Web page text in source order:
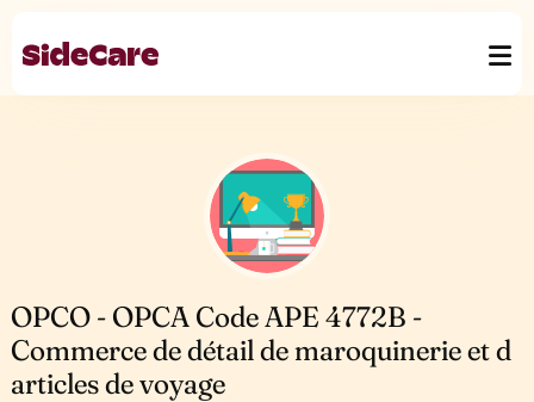
OPCO - OPCA Code APE 4772B -
Commerce de détail de maroquinerie et d
articles de voyage